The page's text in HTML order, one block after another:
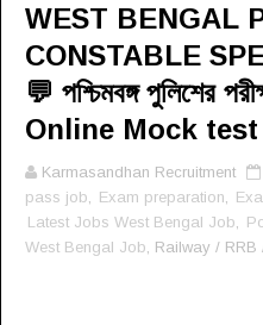
WEST BENGAL
CONSTABLE
💬 পশ্চিমবঙ্গ পুলিশের
Online Mock test
Karmasandhan Recruitment
pass job
Exam preparation
Latest Jobs West Bengal Job
West Bengal Job , Railway / RRB